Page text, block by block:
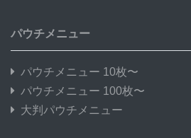
パウチメニュー
パウチメニュー 10枚〜
パウチメニュー 100枚〜
大判パウチメニュー